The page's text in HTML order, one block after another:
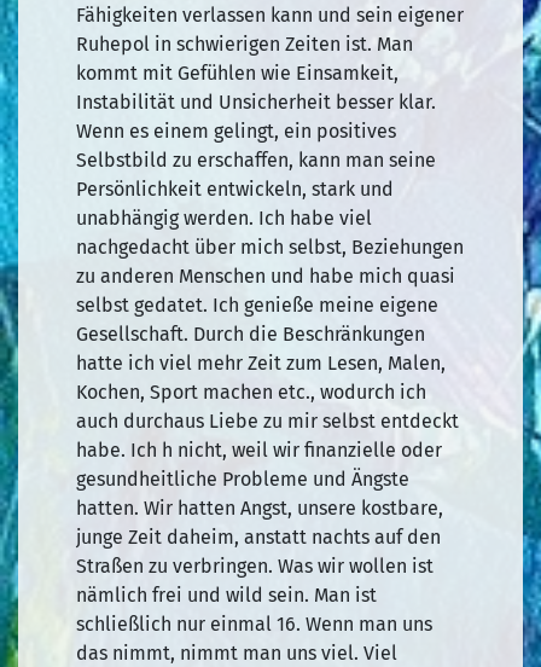
Fähigkeiten verlassen kann und sein eigener
Ruhepol in schwierigen Zeiten ist. Man
kommt mit Gefühlen wie Einsamkeit,
Instabilität und Unsicherheit besser klar.
Wenn es einem gelingt, ein positives
Selbstbild zu erschaffen, kann man seine
Persönlichkeit entwickeln, stark und
unabhängig werden. Ich habe viel
nachgedacht über mich selbst, Beziehungen
zu anderen Menschen und habe mich quasi
selbst gedatet. Ich genieße meine eigene
Gesellschaft. Durch die Beschränkungen
hatte ich viel mehr Zeit zum Lesen, Malen,
Kochen, Sport machen etc., wodurch ich
auch durchaus Liebe zu mir selbst entdeckt
habe. Ich h nicht, weil wir finanzielle oder
gesundheitliche Probleme und Ängste
hatten. Wir hatten Angst, unsere kostbare,
junge Zeit daheim, anstatt nachts auf den
Straßen zu verbringen. Was wir wollen ist
nämlich frei und wild sein. Man ist
schließlich nur einmal 16. Wenn man uns
das nimmt, nimmt man uns viel. Viel